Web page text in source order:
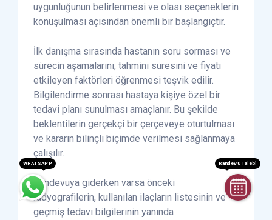
uygunluğunun belirlenmesi ve olası seçeneklerin
konuşulması açısından önemli bir başlangıçtır.
İlk danışma sırasında hastanın soru sorması ve
sürecin aşamalarını, tahmini süresini ve fiyatı
etkileyen faktörleri öğrenmesi teşvik edilir.
Bilgilendirme sonrası hastaya kişiye özel bir
tedavi planı sunulması amaçlanır. Bu şekilde
beklentilerin gerçekçi bir çerçeveye oturtulması
ve kararın bilinçli biçimde verilmesi sağlanmaya
çalışılır.
Randevuya giderken varsa önceki
radyografilerin, kullanılan ilaçların listesinin ve
geçmiş tedavi bilgilerinin yanında
WHATSAPP Randevu Talebi